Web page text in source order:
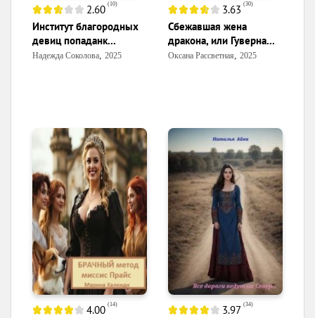
2.60 (10)
Институт благородных
девиц попаданк...
Надежда Соколова, 2025
3.63 (30)
Сбежавшая жена
дракона, или Гуверна...
Оксана Рассветная, 2025
4.00 (14) 3.97 (34)